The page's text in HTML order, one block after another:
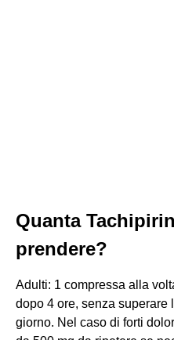
Quanta
prendere?
Adulti: 1 compressa alla
dopo 4 ore, senza superare
giorno. Nel caso di forti